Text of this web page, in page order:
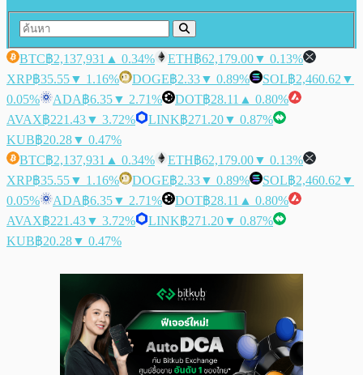
BTC฿2,137,931 ▲ 0.34% ETH฿62,179.00▼ 0.13%
XRP฿35.55▼ 1.16% DOGE฿2.33▼ 0.89% SOL฿2,460.62 ▼
0.05%
ADA฿6.35▼ 2.71% DOT฿28.11 ▲ 0.80%
AVAX฿221.43▼ 3.72% LINK฿271.20▼ 0.87%
KUB฿20.28▼ 0.47%
BTC฿2,137,931 ▲ 0.34% ETH฿62,179.00▼ 0.13%
XRP฿35.55▼ 1.16% DOGE฿2.33▼ 0.89% SOL฿2,460.62 ▼
0.05%
ADA฿6.35▼ 2.71% DOT฿28.11 ▲ 0.80%
AVAX฿221.43▼ 3.72% LINK฿271.20▼ 0.87%
KUB฿20.28▼ 0.47%